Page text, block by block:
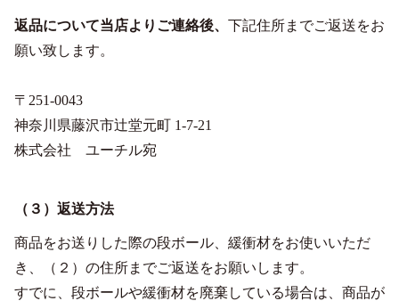
返品について当店よりご連絡後、 下記住所までご返送をお
願い致します。
〒251-0043
神奈川県藤沢市辻堂元町 1-7-21
株式会社 ユーチル宛
（３）返送方法
商品をお送りした際の段ボール、緩衝材をお使いいただ
き、（２）の住所までご返送をお願いします。
すでに、段ボールや緩衝材を廃棄している場合は、商品が